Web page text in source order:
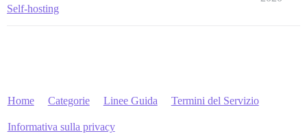
Self-hosting
Home Categorie Linee Guida Termini del Servizio
Informativa sulla privacy